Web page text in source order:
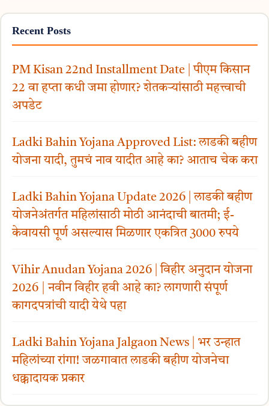
Recent Posts
PM Kisan 22nd Installment Date | पीएम किसान
22 वा हप्ता कधी जमा होणार? शेतकऱ्यांसाठी महत्त्वाची
अपडेट
Ladki Bahin Yojana Approved List: लाडकी बहीण
योजना यादी, तुमचं नाव यादीत आहे का? आताच चेक करा
Ladki Bahin Yojana Update 2026 | लाडकी बहीण
योजनेअंतर्गत महिलांसाठी मोठी आनंदाची बातमी; ई-
केवायसी पूर्ण असल्यास मिळणार एकत्रित 3000 रुपये
Vihir Anudan Yojana 2026 | विहीर अनुदान योजना
2026 | नवीन विहीर हवी आहे का? लागणारी संपूर्ण
कागदपत्रांची यादी येथे पहा
Ladki Bahin Yojana Jalgaon News | भर उन्हात
महिलांच्या रांगा! जळगावात लाडकी बहीण योजनेचा
धक्कादायक प्रकार